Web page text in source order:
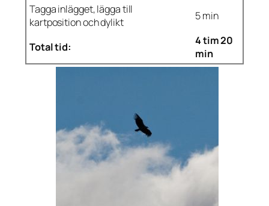
Tagga inlägget, lägga till
kartposition och dylikt
5 min
Total tid:
4 tim 20
min